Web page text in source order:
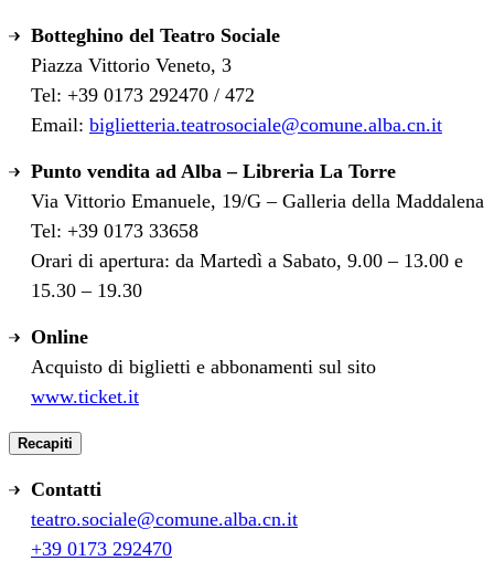
Botteghino del Teatro Sociale
Piazza Vittorio Veneto, 3
Tel: +39 0173 292470 / 472
Email: biglietteria.teatrosociale@comune.alba.cn.it
Punto vendita ad Alba – Libreria La Torre
Via Vittorio Emanuele, 19/G – Galleria della Maddalena
Tel: +39 0173 33658
Orari di apertura: da Martedì a Sabato, 9.00 – 13.00 e
15.30 – 19.30
Online
Acquisto di biglietti e abbonamenti sul sito
www.ticket.it
Recapiti
Contatti
teatro.sociale@comune.alba.cn.it
+39 0173 292470